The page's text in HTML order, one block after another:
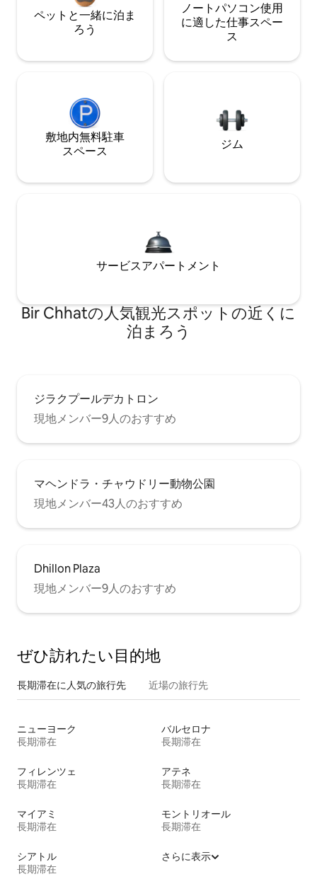
ペットと一緒に泊ま
ろう
ノートパソコン使用
に適した仕事スペー
ス
敷地内無料駐⁠車
ス⁠ペ⁠ー⁠ス
ジム
サービスアパートメント
Bir Chhatの人気観光スポットの近くに
泊まろう
ジラクプールデカトロン
現地メンバー9人のおすすめ
マヘンドラ・チャウドリー動物公園
現地メンバー43人のおすすめ
Dhillon Plaza
現地メンバー9人のおすすめ
ぜひ訪⁠れ⁠た⁠い目⁠的⁠地
長期滞在に人気の旅行先 近場の旅行先
ニューヨーク
長期滞在
バルセロナ
長期滞在
フィレンツェ
長期滞在
アテネ
長期滞在
マイアミ
長期滞在
モントリオール
長期滞在
シアトル
長期滞在
さらに表示